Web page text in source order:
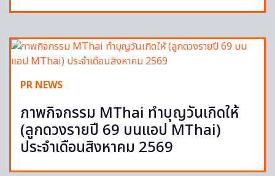
PR NEWS
ภาพกิจกรรม MThai ทำบุญวันเกิดให้
(ลูกดวงรายปี 69 บนแอป MThai)
ประจำเดือนสิงหาคม 2569